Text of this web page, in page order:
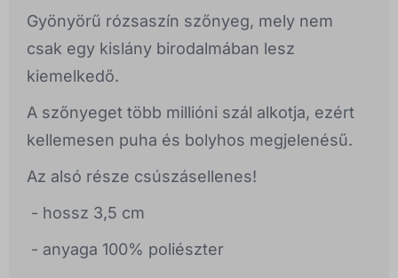
Gyönyörű rózsaszín szőnyeg, mely nem
csak egy kislány birodalmában lesz
kiemelkedő.
A szőnyeget több millióni szál alkotja, ezért
kellemesen puha és bolyhos megjelenésű.
Az alsó része csúszásellenes!
- hossz 3,5 cm
- anyaga 100% poliészter